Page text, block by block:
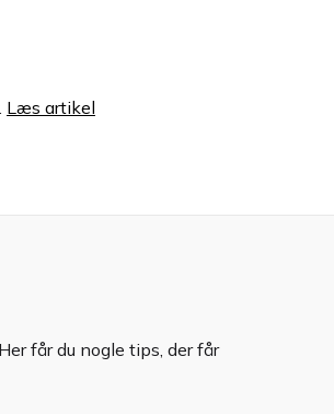
Læs artikel
får du nogle tips, der får